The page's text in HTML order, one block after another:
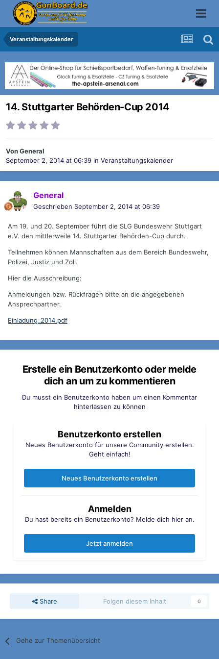
Veranstaltungskalender
14. Stuttgarter Behörden-Cup 2014
VonGeneral
September 2, 2014 at 06:39 in Veranstaltungskalender
General
Geschrieben September 2, 2014 at 06:39
Am 19. und 20. September führt die SLG Bundeswehr Stuttgart
e.V. den mittlerweile 14. Stuttgarter Behörden-Cup durch.
Teilnehmen können Mannschaften aus dem Bereich Bundeswehr,
Polizei, Justiz und Zoll.
Hier die Ausschreibung:
Anmeldungen bzw. Rückfragen bitte an die angegebenen
Ansprechpartner.
Einladung_2014.pdf
Erstelle ein Benutzerkonto oder melde
dich an um zu kommentieren
Du musst ein Benutzerkonto haben um einen Kommentar
hinterlassen zu können
Benutzerkonto erstellen
Neues Benutzerkonto für unsere Community erstellen.
Geht einfach!
Neues Benutzerkonto erstellen
Anmelden
Du hast bereits ein Benutzerkonto? Melde dich hier an.
Jetzt anmelden
Share Folgen diesem Inhalt 0
Gehe zur Themenübersicht